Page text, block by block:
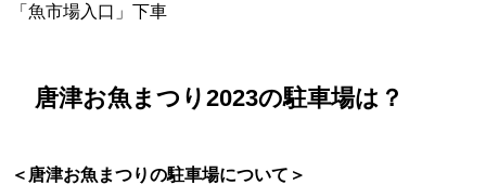
「魚市場入口」下車
唐津お魚まつり2023の駐車場は？
＜唐津お魚まつりの駐車場について＞